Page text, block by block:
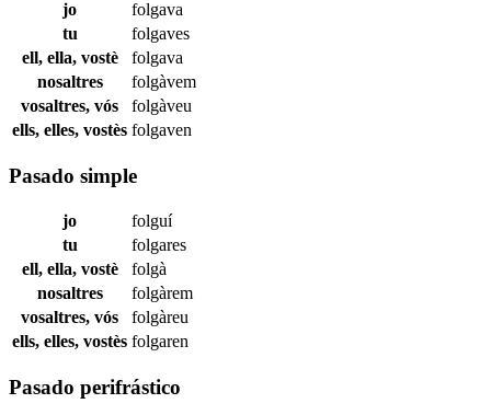
jo
folgava
tu
folgaves
ell, ella, vostè
folgava
nosaltres
folgàvem
vosaltres, vós
folgàveu
ells, elles, vostès folgaven
Pasado simple
jo
folguí
tu
folgares
ell, ella, vostè
folgà
nosaltres
folgàrem
vosaltres, vós
folgàreu
ells, elles, vostès folgaren
Pasado perifrástico